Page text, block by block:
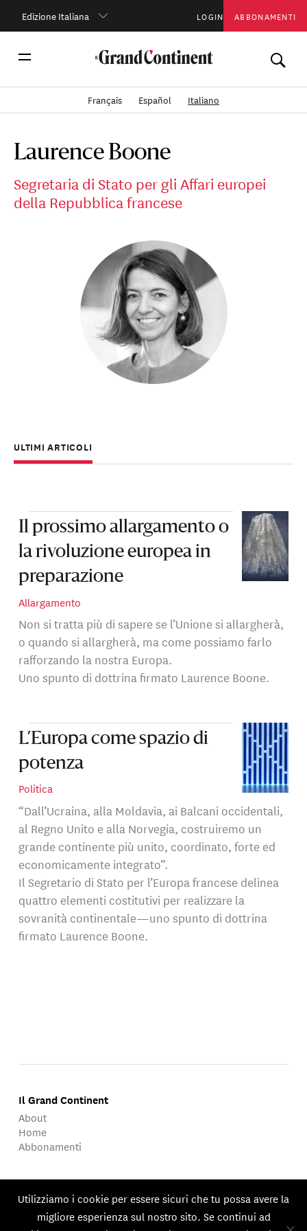
Edizione Italiana LOGIN ABBONAMENTI
Français Español Italiano
Laurence Boone
Segretaria di Stato per gli Affari europei
della Repubblica francese
ULTIMI ARTICOLI
Il prossimo allargamento o
la rivoluzione europea in
preparazione
Allargamento
Non si tratta più di sapere se l’Unione si allargherà,
o quando si allargherà, ma come possiamo farlo
rafforzando la nostra Europa.
Uno spunto di dottrina firmato Laurence Boone.
L’Europa come spazio di
potenza
Politica
“Dall’Ucraina, alla Moldavia, ai Balcani occidentali,
al Regno Unito e alla Norvegia, costruiremo un
grande continente più unito, coordinato, forte ed
economicamente integrato”.
Il Segretario di Stato per l’Europa francese delinea
quattro elementi costitutivi per realizzare la
sovranità continentale—uno spunto di dottrina
firmato Laurence Boone.
Il Grand Continent
About
Home
Abbonamenti
About
Utilizziamo i cookie per essere sicuri che tu possa avere la
migliore esperienza sul nostro sito. Se continui ad